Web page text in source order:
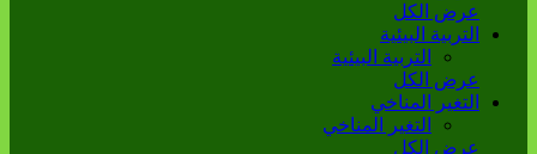
عرض الكل
التربية البيئية
التربية البيئية
عرض الكل
التغير المناخي
التغير المناخي
عرض الكل